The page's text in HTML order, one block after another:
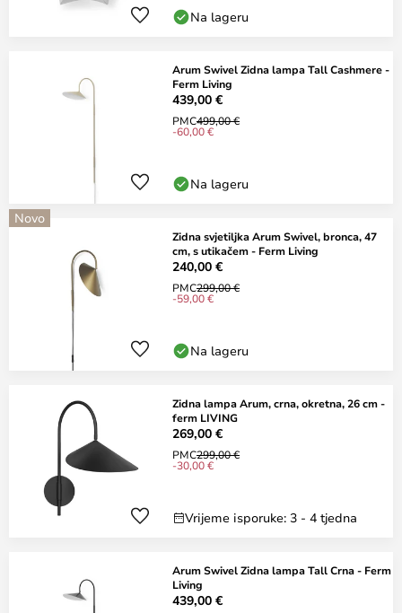
Na lageru
Arum Swivel Zidna lampa Tall Cashmere -
Ferm Living
439,00 €
PMC499,00 €
-60,00 €
Na lageru
Novo
Zidna svjetiljka Arum Swivel, bronca, 47
cm, s utikačem - Ferm Living
240,00 €
PMC299,00 €
-59,00 €
Na lageru
Zidna lampa Arum, crna, okretna, 26 cm -
ferm LIVING
269,00 €
PMC299,00 €
-30,00 €
Vrijeme isporuke: 3 - 4 tjedna
Arum Swivel Zidna lampa Tall Crna - Ferm
Living
439,00 €